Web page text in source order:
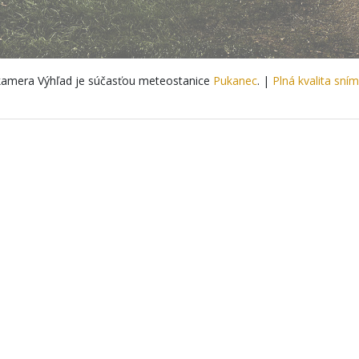
Výhľad je súčasťou meteostanice Pukanec. | Plná kvalita